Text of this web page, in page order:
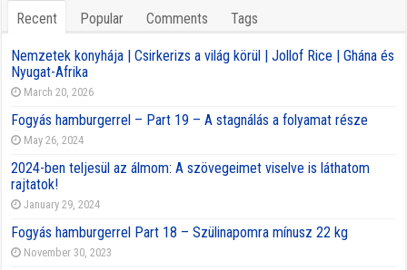
Recent Popular Comments Tags
Nemzetek konyhája | Csirkerizs a világ körül | Jollof Rice | Ghána és
Nyugat-Afrika
March 20, 2026
Fogyás hamburgerrel – Part 19 – A stagnálás a folyamat része
May 26, 2024
2024-ben teljesül az álmom: A szövegeimet viselve is láthatom
rajtatok!
January 29, 2024
Fogyás hamburgerrel Part 18 – Szülinapomra mínusz 22 kg
November 30, 2023